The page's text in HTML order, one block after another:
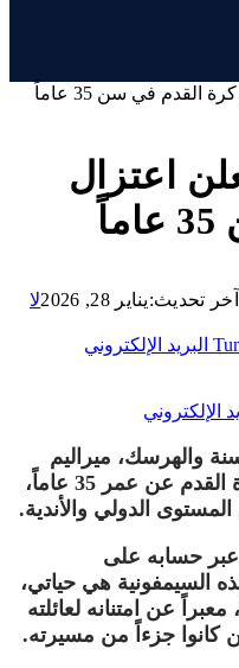
القدم في سن 35 عاماً
اعتزال
آخر تحديث:يناير 28, 2026
لا
البريد الإلكتروني
الإلكتروني
والهرسك، ميراليم
بيانيتش، الثلاثاء رسمياً اعتزال كرة القدم عن عمر 35 عاماً،
الدولي والأندية.
عبر حسابه على
السيمفونية هي حياتي،
عن امتنانه لعائلته
كانوا جزءاً من مسيرته.